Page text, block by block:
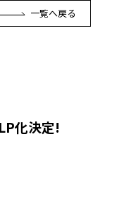
一覧へ戻る
化決定!